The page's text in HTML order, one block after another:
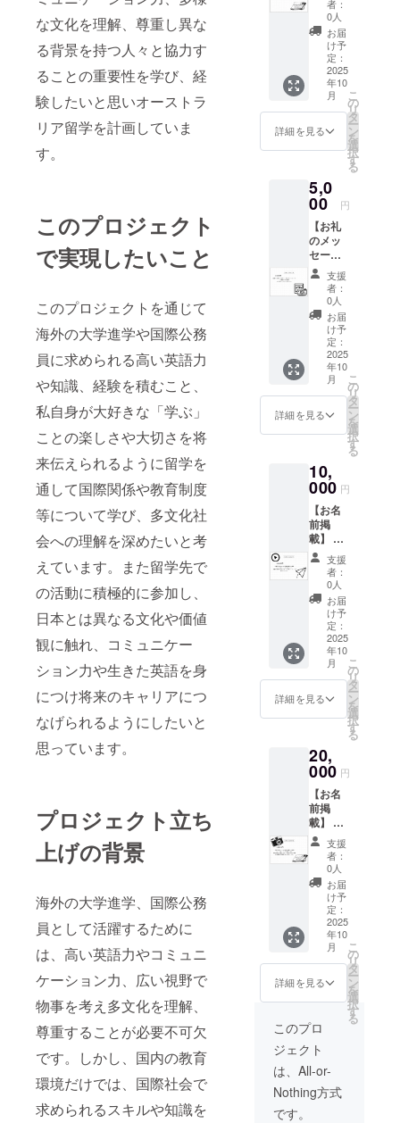
な文化を理解、尊重し異な
る背景を持つ人々と協力す
ることの重要性を学び、経
験したいと思いオーストラ
リア留学を計画していま
す。
このプロジェクト
で実現したいこと
このプロジェクトを通じて
海外の大学進学や国際公務
員に求められる高い英語力
や知識、経験を積むこと、
私自身が大好きな「学ぶ」
ことの楽しさや大切さを将
来伝えられるように留学を
通して国際関係や教育制度
等について学び、多文化社
会への理解を深めたいと考
えています。また留学先で
の活動に積極的に参加し、
日本とは異なる文化や価値
観に触れ、コミュニケー
ション力や生きた英語を身
につけ将来のキャリアにつ
なげられるようにしたいと
思っています。
プロジェクト立ち
上げの背景
海外の大学進学、国際公務
員として活躍するために
は、高い英語力やコミュニ
ケーション力、広い視野で
物事を考え多文化を理解、
尊重することが必要不可欠
です。しかし、国内の教育
環境だけでは、国際社会で
求められるスキルや知識を
持ちを
込め
て、手
書きの
お礼の
手紙を
お送り
しま
す。 ※
支援者
様のご
氏名が
必要に
なりま
す。
者：
0人
お届
け予
定：
2025
年10
月
詳細を見る
こ
の
リ
タ
ー
ン
を
選
択
す
る
5,0
00 円
【お礼
のメッ
セー
ジ】 感
謝の気
持ちを
込め
て、お
礼の
メッ
セー
ジ、活
動報告
(写真等)
をお送
りしま
支援者
様の
メール
アドレ
ス、ご
住所、
氏名が
必要に
なりま
す。
支援
者：
0人
お届
け予
定：
2025
年10
月
詳細を見る
こ
の
リ
タ
ー
ン
を
選
択
す
る
10,
000 円
【お名
前掲
載】 作
成予定
のvlog
に支援
者様の
お名前
（ニッ
クネー
ム）を
掲載し
ます。
YouTub
eの概要
欄、
amのコ
メント
欄、
リール
に掲載
予定 ・
掲載期
間：約1
年間
（留学
中に作
成する
vlog）
・掲載
方法：
文字の
み ・支
考欄に
希望さ
れるお
名前を
ご記入
くださ
支援
者：
0人
お届
け予
定：
2025
年10
月
詳細を見る
こ
の
リ
タ
ー
ン
を
選
択
す
る
20,
000 円
【お名
前掲
載】 作
成予定
のvlog
に支援
者様の
お名前
（ニッ
クネー
ム）を
掲載し
ます。
YouTub
eの概要
欄、
Instagr
amのコ
メント
欄、
リール
に掲載
支援
者：
0人
お届
け予
定：
2025
年10
月
詳細を見る
こ
の
リ
タ
ー
ン
を
選
択
す
る
このプロ
ジェクト
は、All-or-
Nothing方式
です。